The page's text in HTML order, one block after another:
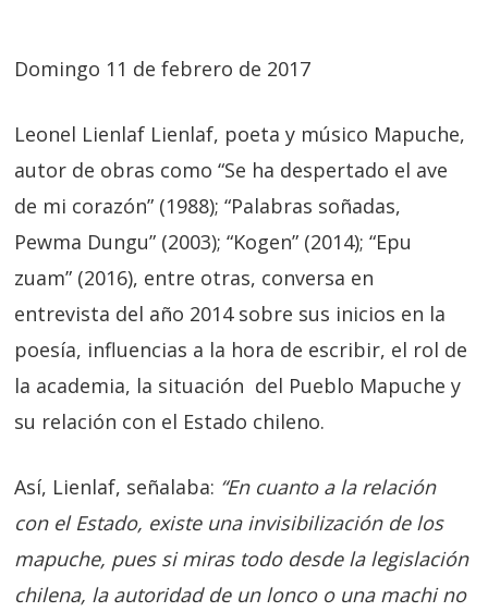
Domingo 11 de febrero de 2017
Leonel Lienlaf Lienlaf, poeta y músico Mapuche,
autor de obras como “Se ha despertado el ave
de mi corazón” (1988); “Palabras soñadas,
Pewma Dungu” (2003); “Kogen” (2014); “Epu
zuam” (2016), entre otras, conversa en
entrevista del año 2014 sobre sus inicios en la
poesía, influencias a la hora de escribir, el rol de
la academia, la situación del Pueblo Mapuche y
su relación con el Estado chileno.
Así, Lienlaf, señalaba: “En cuanto a la relación
con el Estado, existe una invisibilización de los
mapuche, pues si miras todo desde la legislación
chilena, la autoridad de un lonco o una machi no